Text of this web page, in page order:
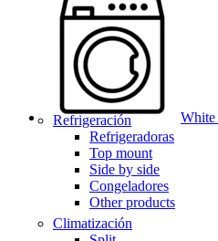
White
Refrigeración
Refrigeradoras
Top mount
Side by side
Congeladores
Other products
Climatización